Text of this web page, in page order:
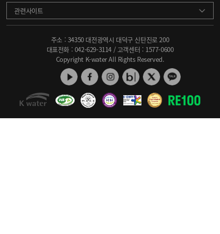
관련사이트
주소 : 34350 대전광역시 대덕구 신탄진로 200
대표전화 : 042-629-3114 / 고객센터 : 1577-0600
Copyright K-water All Rights Reserved.